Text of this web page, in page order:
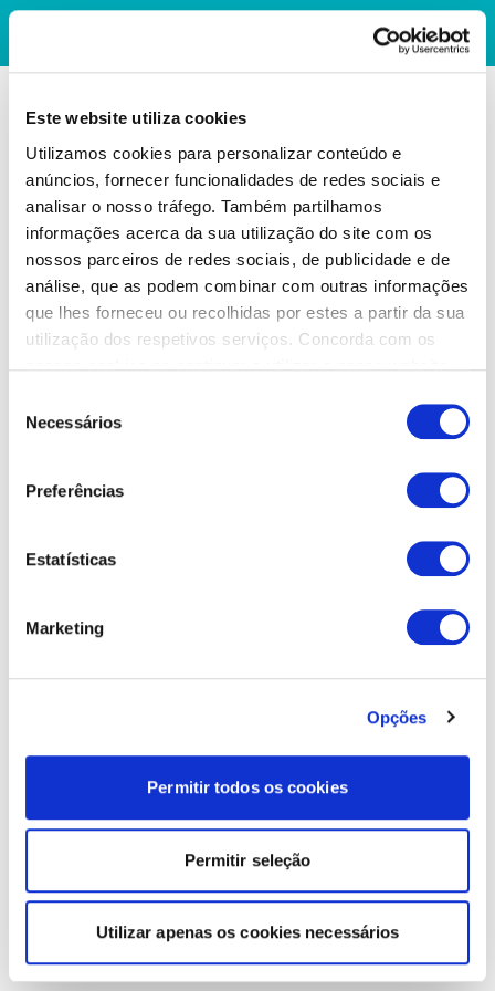
Este website utiliza cookies
Utilizamos cookies para personalizar conteúdo e
anúncios, fornecer funcionalidades de redes sociais e
analisar o nosso tráfego. Também partilhamos
informações acerca da sua utilização do site com os
nossos parceiros de redes sociais, de publicidade e de
análise, que as podem combinar com outras informações
que lhes forneceu ou recolhidas por estes a partir da sua
utilização dos respetivos serviços. Concorda com os
Necessários
Preferências
Estatísticas
Marketing
Opções
Permitir todos os cookies
Permitir seleção
Utilizar apenas os cookies necessários